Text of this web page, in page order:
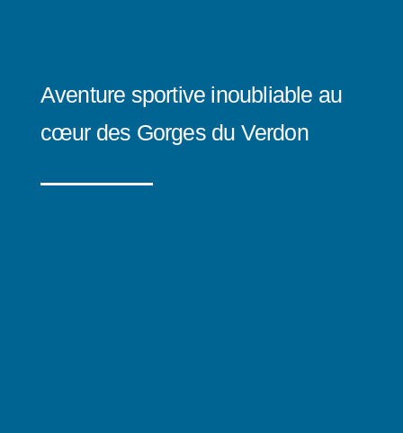
Aventure sportive inoubliable au
cœur des Gorges du Verdon